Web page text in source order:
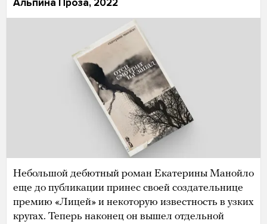
Альпина Проза, 2022
Небольшой дебютный роман Екатерины Манойло
еще до публикации принес своей создательнице
премию «Лицей» и некоторую известность в узких
кругах. Теперь наконец он вышел отдельной